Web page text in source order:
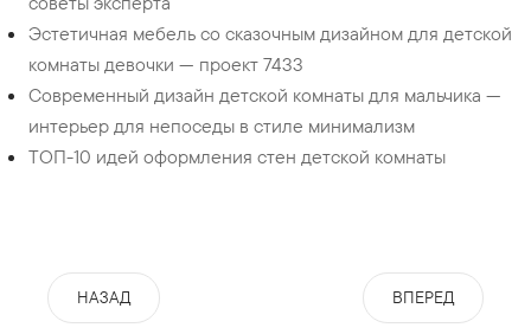
Эстетичная мебель со сказочным дизайном для детской
комнаты девочки — проект 7433
Современный дизайн детской комнаты для мальчика —
интерьер для непоседы в стиле минимализм
ТОП-10 идей оформления стен детской комнаты
НАЗАД ВПЕРЕД